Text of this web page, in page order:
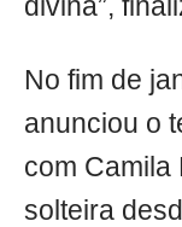
divina”,
No fim de
anunciou o
com Camila
solteira